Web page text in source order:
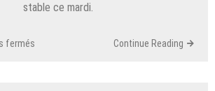
stable ce mardi.
fermés Continue Reading